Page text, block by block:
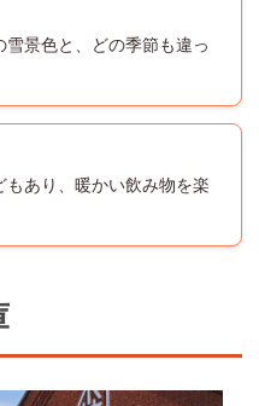
景色と、どの季節も違っ
あり、暖かい飲み物を楽